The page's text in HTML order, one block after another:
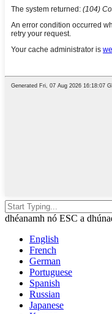
dhéanamh nó ESC a
English
French
German
Portuguese
Spanish
Russian
Japanese